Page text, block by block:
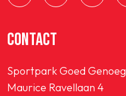
CONTACT
Sportpark Goed Genoeg
Maurice Ravellaan 4